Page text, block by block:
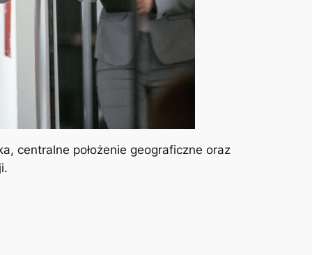
centralne położenie geograficzne oraz